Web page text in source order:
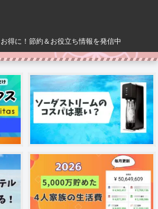
得に！節約＆お役立ち情報を発信中